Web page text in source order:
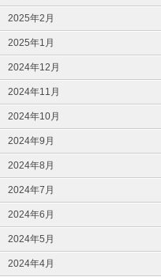
2025年2月
2025年1月
2024年12月
2024年11月
2024年10月
2024年9月
2024年8月
2024年7月
2024年6月
2024年5月
2024年4月